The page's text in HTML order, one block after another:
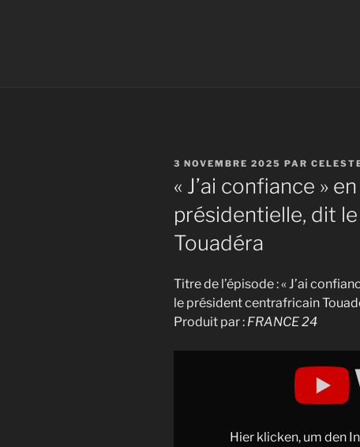
PUBLIÉ
3 NOVEMBRE 2025 PAR
« J’ai confiance »
présidentielle, dit
Touadéra
Titre de l’épisode : « J’ai
le président centrafricain
Produit par : FRANCE 24
Hier klicken, um den